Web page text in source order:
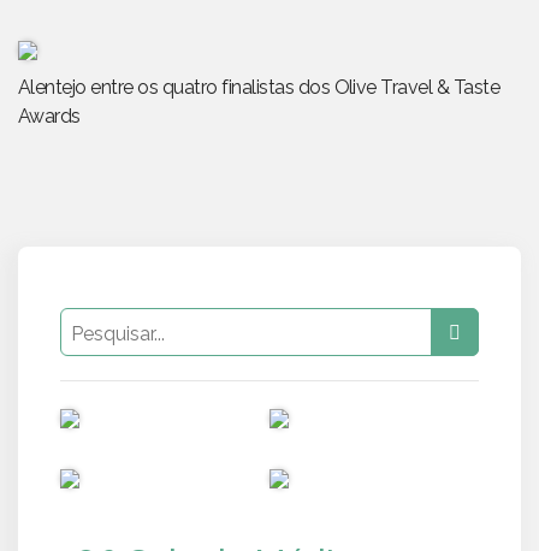
Alentejo entre os quatro finalistas dos Olive Travel & Taste
Awards